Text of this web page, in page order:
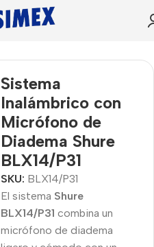
Sistema
Inalámbrico con
Micrófono de
Diadema Shure
BLX14/P31
SKU: BLX14/P31
El sistema Shure
BLX14/P31 combina un
micrófono de diadema